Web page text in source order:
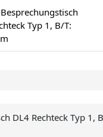
Typ 1, B/T:
DL4 Rechteck Typ 1,